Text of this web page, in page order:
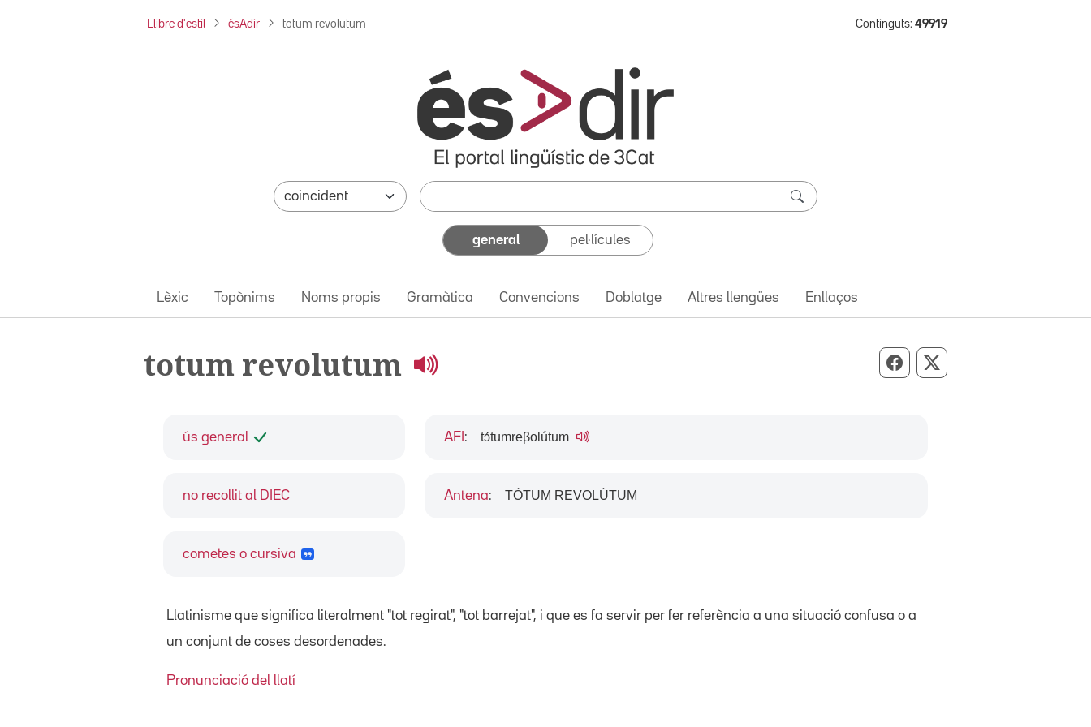
Llibre d'estil ésAdir totum revolutum Continguts: 49919
general pel·lícules
Lèxic Topònims Noms propis Gramàtica Convencions Doblatge Altres llengües Enllaços
totum revolutum Compartir per Facebook
Compartir per X
ús general
no recollit al DIEC
cometes o cursiva
AFI : tɔ́tumreβolútum
Antena: TÒTUM REVOLÚTUM
Llatinisme que significa literalment "tot regirat", "tot barrejat", i que es fa servir per fer referència a una situació confusa o a
un conjunt de coses desordenades.
Pronunciació del llatí